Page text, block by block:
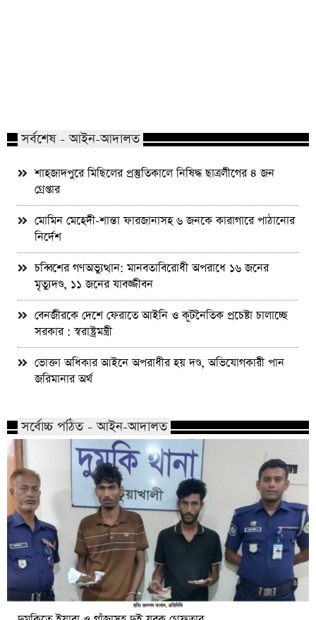
সর্বশেষ - আইন-আদালত
শাহজাদপুরে মিছিলের প্রস্তুতিকালে নিষিদ্ধ ছাত্রলীগের ৪ জন
গ্রেপ্তার
মোমিন মেহেদী-শান্তা ফারজানাসহ ৬ জনকে কারাগারে পাঠানোর
নির্দেশ
চব্বিশের গণঅভ্যুত্থান: মানবতাবিরোধী অপরাধে ১৬ জনের
মৃত্যুদণ্ড, ১১ জনের যাবজ্জীবন
বেনজীরকে দেশে ফেরাতে আইনি ও কূটনৈতিক প্রচেষ্টা চালাচ্ছে
সরকার : স্বরাষ্ট্রমন্ত্রী
ভোক্তা অধিকার আইনে অপরাধীর হয় দণ্ড, অভিযোগকারী পান
জরিমানার অর্থ
সর্বোচ্চ পঠিত - আইন-আদালত